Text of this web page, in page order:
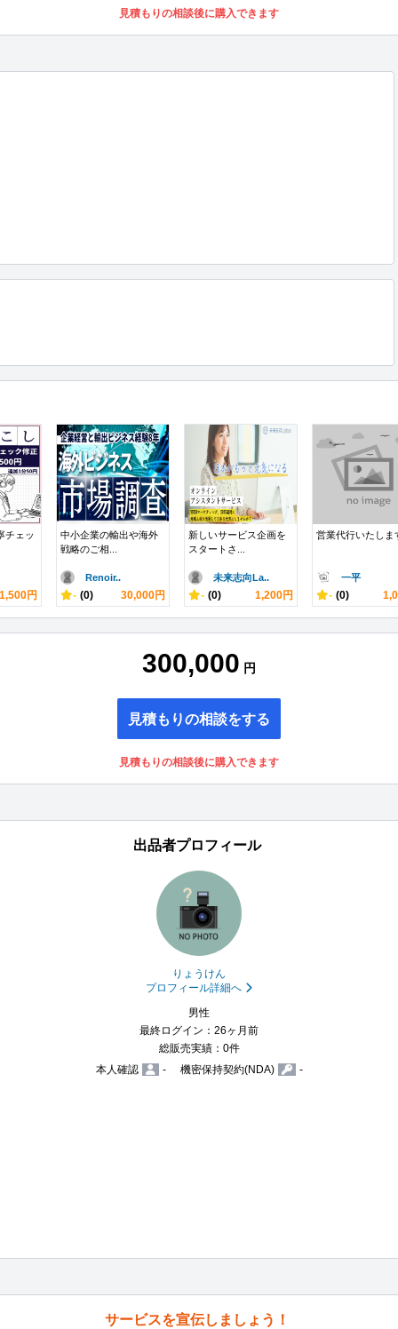
見積もりの相談後に購入できます
チェッ
1,500円
中小企業の輸出や海外
戦略のご相...
Renoir..
- (0) 30,000円
新しいサービス企画を
スタートさ...
未来志向La..
- (0) 1,200円
営業代行いたしま
一平
- (0)
300,000 円
見積もりの相談をする
見積もりの相談後に購入できます
出品者プロフィール
りょうけん
プロフィール詳細へ
男性
最終ログイン：26ヶ月前
総販売実績：0件
本人確認
- 機密保持契約(NDA) -
サービスを宣伝しましょう！